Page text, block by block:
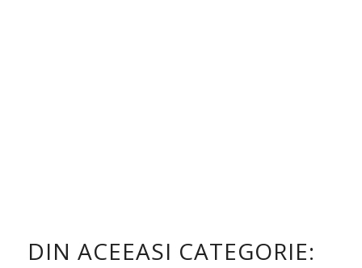
DIN ACEEASI CATEGORIE: